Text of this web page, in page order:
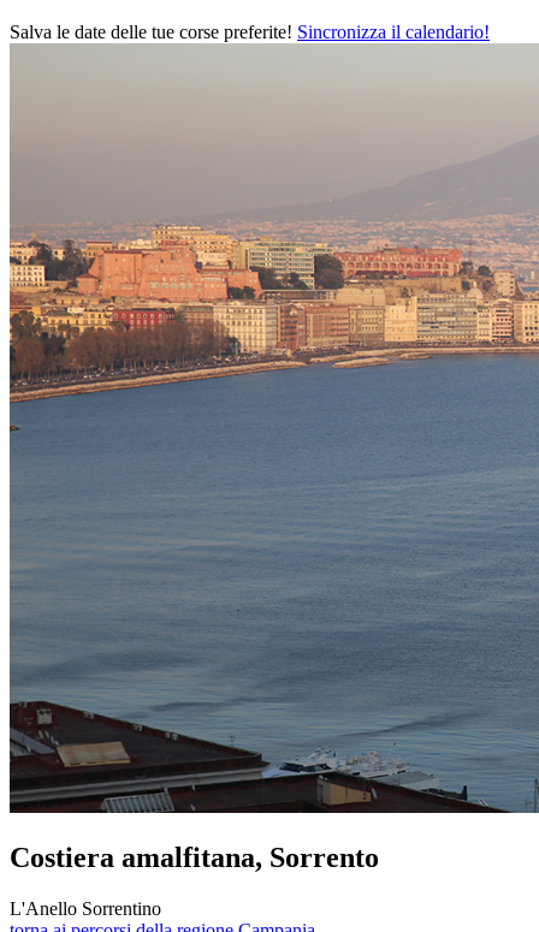
Salva le date delle tue corse preferite! Sincronizza il calendario!
Costiera amalfitana, Sorrento
L'Anello Sorrentino